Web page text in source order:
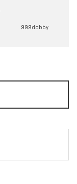
999dobby